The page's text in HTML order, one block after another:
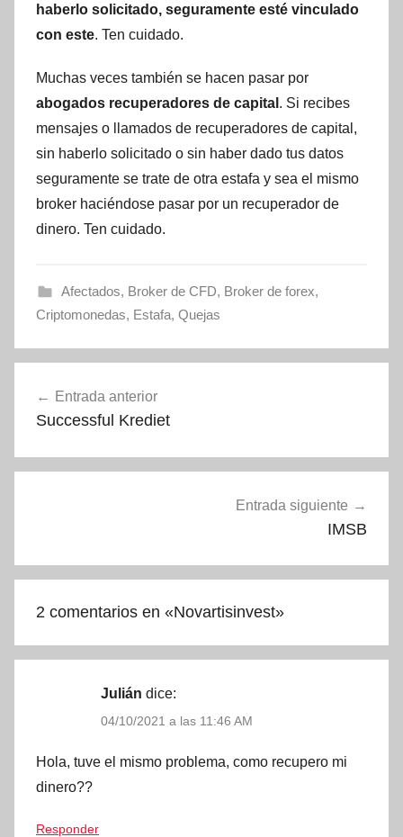
haberlo solicitado, seguramente esté vinculado
con este. Ten cuidado.
Muchas veces también se hacen pasar por
abogados recuperadores de capital . Si recibes
mensajes o llamados de recuperadores de capital,
sin haberlo solicitado o sin haber dado tus datos
seguramente se trate de otra estafa y sea el mismo
broker haciéndose pasar por un recuperador de
dinero. Ten cuidado.
Afectados, Broker de CFD, Broker de forex,
Criptomonedas, Estafa, Quejas
de
Entrada anterior
Successful Krediet
Entrada siguiente
IMSB
2 comentarios en «Novartisinvest»
Julián dice:
04/10/2021 a las 11:46 AM
Hola, tuve el mismo problema, como recupero mi
dinero??
Responder